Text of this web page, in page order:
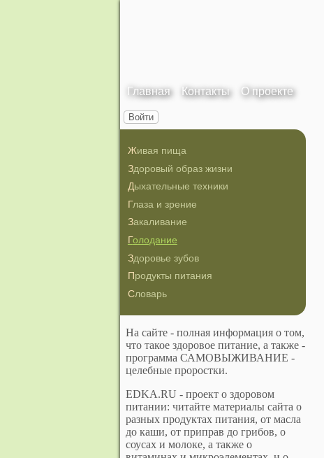
Главная Контакты О проекте
Войти
Живая пища
Здоровый образ жизни
Дыхательные техники
Глаза и зрение
Закаливание
Голодание
Здоровье зубов
Продукты питания
Словарь
На сайте - полная информация о том,
что такое здоровое питание, а также -
программа САМОВЫЖИВАНИЕ -
целебные проростки.
EDKA.RU - проект о здоровом
питании: читайте материалы сайта о
разных продуктах питания, от масла
до каши, от приправ до грибов, о
соусах и молоке, а также о